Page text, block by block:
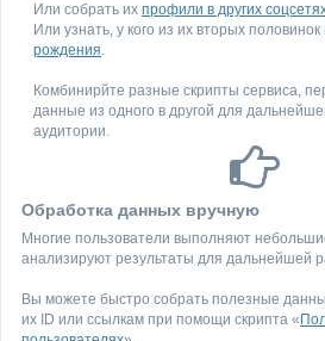
Или собрать их профили в других
Или узнать, у кого из их вторых половинок
рождения.
Комбинирйте разные скрипты сервиса,
данные из одного в другой для
аудитории.
Обработка данных вручную
Многие пользователи выполняют
анализируют результаты для дальнейшей
Вы можете быстро собрать полезные
их ID или ссылкам при помощи скрипта «